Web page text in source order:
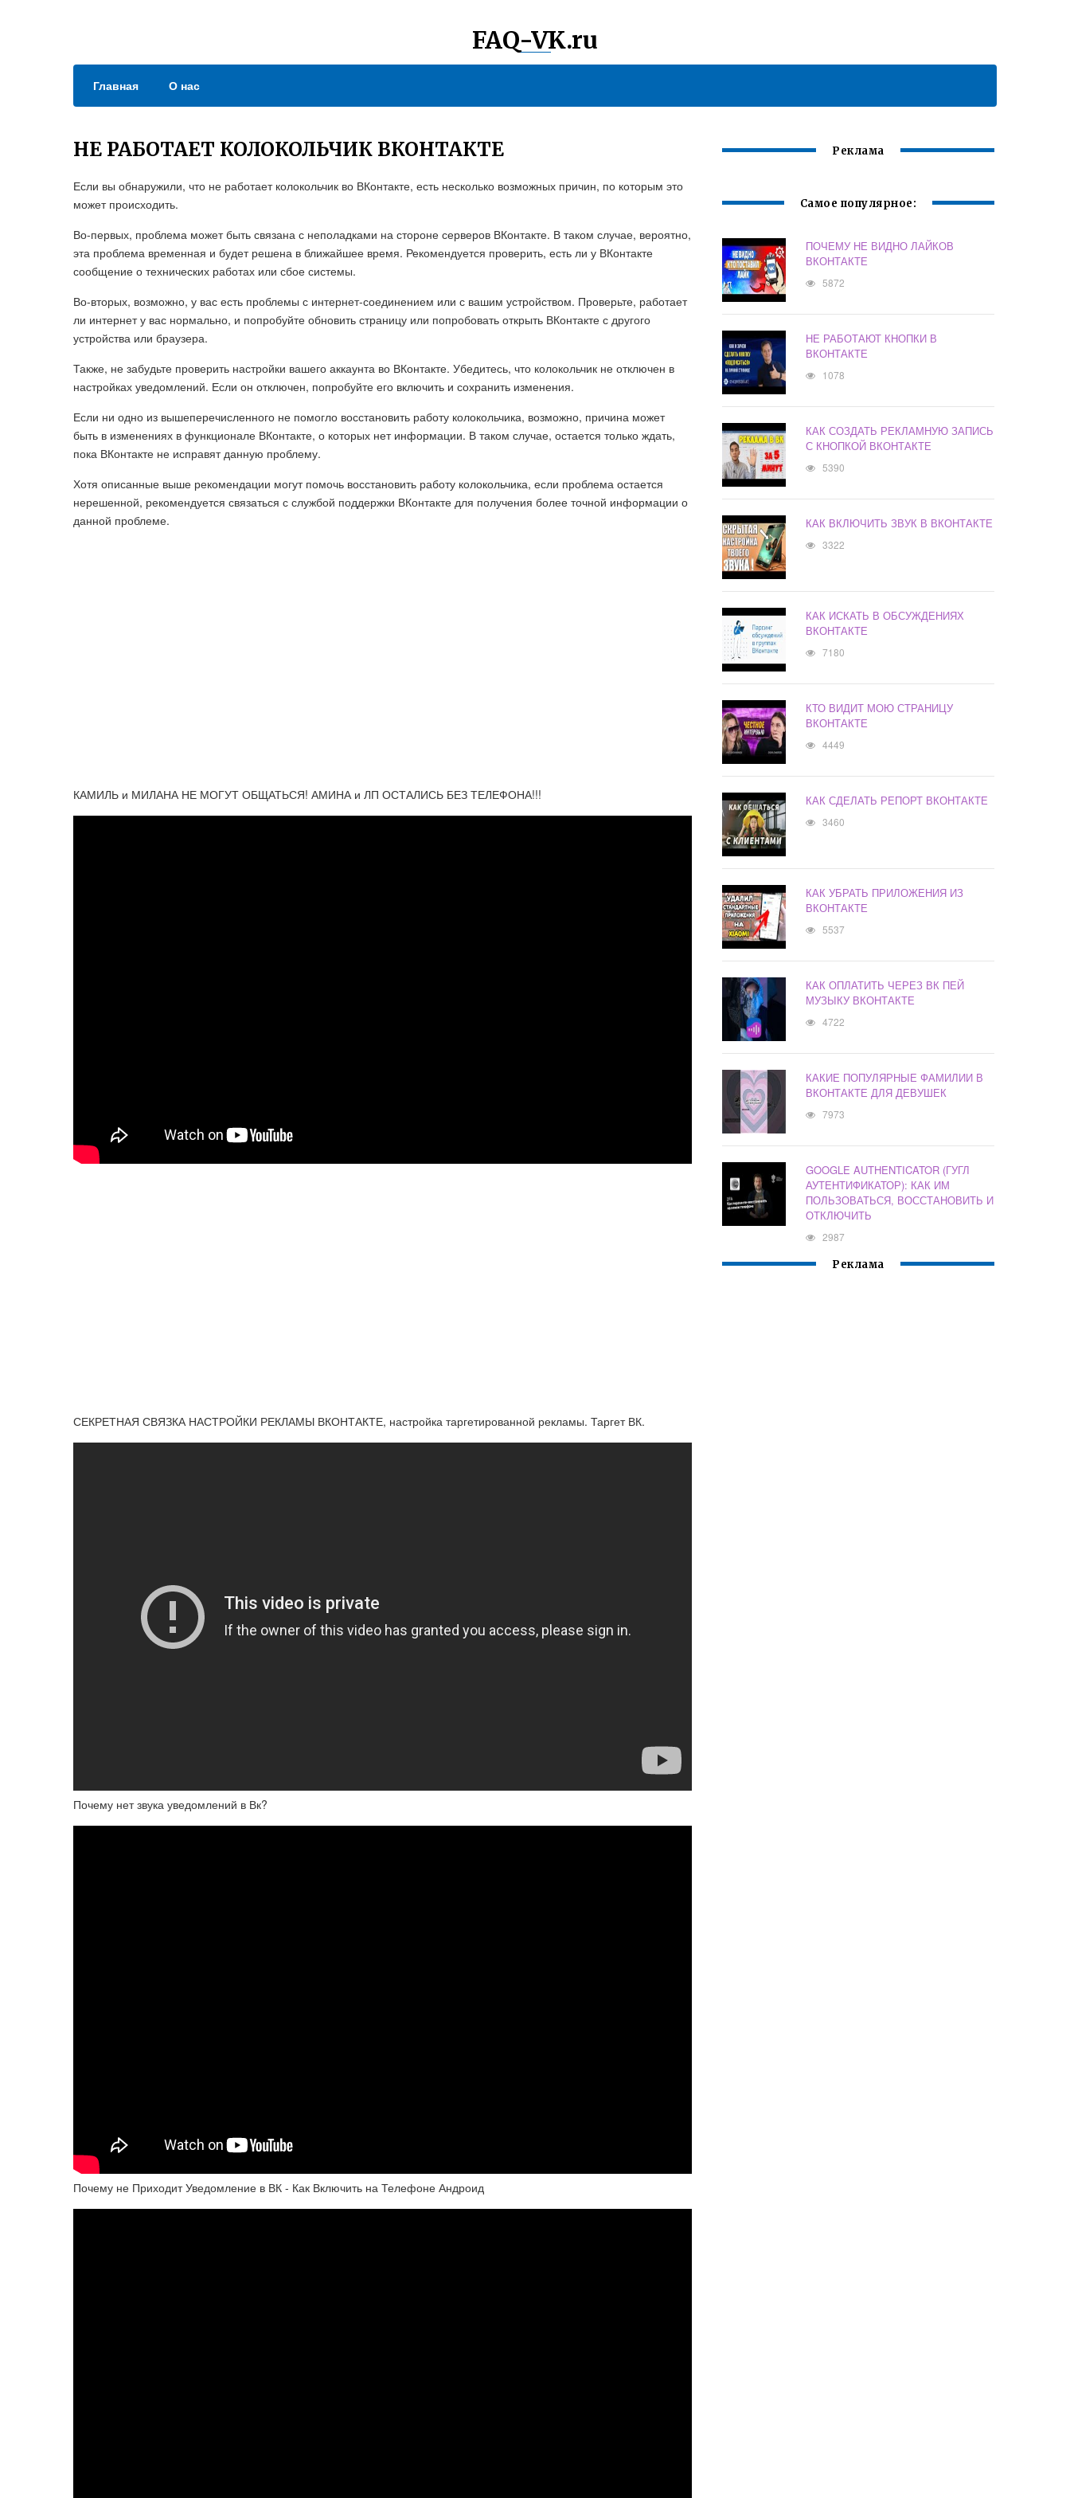
FAQ-VK.ru
Главная О нас
НЕ РАБОТАЕТ КОЛОКОЛЬЧИК ВКОНТАКТЕ
Если вы обнаружили, что не работает колокольчик во ВКонтакте, есть несколько возможных причин, по которым это
может происходить.
Во-первых, проблема может быть связана с неполадками на стороне серверов ВКонтакте. В таком случае, вероятно,
эта проблема временная и будет решена в ближайшее время. Рекомендуется проверить, есть ли у ВКонтакте
сообщение о технических работах или сбое системы.
Во-вторых, возможно, у вас есть проблемы с интернет-соединением или с вашим устройством. Проверьте, работает
ли интернет у вас нормально, и попробуйте обновить страницу или попробовать открыть ВКонтакте с другого
устройства или браузера.
Также, не забудьте проверить настройки вашего аккаунта во ВКонтакте. Убедитесь, что колокольчик не отключен в
настройках уведомлений. Если он отключен, попробуйте его включить и сохранить изменения.
Если ни одно из вышеперечисленного не помогло восстановить работу колокольчика, возможно, причина может
быть в изменениях в функционале ВКонтакте, о которых нет информации. В таком случае, остается только ждать,
пока ВКонтакте не исправят данную проблему.
Хотя описанные выше рекомендации могут помочь восстановить работу колокольчика, если проблема остается
нерешенной, рекомендуется связаться с службой поддержки ВКонтакте для получения более точной информации о
данной проблеме.
КАМИЛЬ и МИЛАНА НЕ МОГУТ ОБЩАТЬСЯ! АМИНА и ЛП ОСТАЛИСЬ БЕЗ ТЕЛЕФОНА!!!
СЕКРЕТНАЯ СВЯЗКА НАСТРОЙКИ РЕКЛАМЫ ВКОНТАКТЕ, настройка таргетированной рекламы. Таргет ВК.
Почему нет звука уведомлений в Вк?
Почему не Приходит Уведомление в ВК - Как Включить на Телефоне Андроид
Реклама
Самое популярное:
ПОЧЕМУ НЕ ВИДНО ЛАЙКОВ
ВКОНТАКТЕ
5872
НЕ РАБОТАЮТ КНОПКИ В
ВКОНТАКТЕ
1078
КАК СОЗДАТЬ РЕКЛАМНУЮ ЗАПИСЬ
С КНОПКОЙ ВКОНТАКТЕ
5390
КАК ВКЛЮЧИТЬ ЗВУК В ВКОНТАКТЕ
3322
КАК ИСКАТЬ В ОБСУЖДЕНИЯХ
ВКОНТАКТЕ
7180
КТО ВИДИТ МОЮ СТРАНИЦУ
ВКОНТАКТЕ
4449
КАК СДЕЛАТЬ РЕПОРТ ВКОНТАКТЕ
3460
КАК УБРАТЬ ПРИЛОЖЕНИЯ ИЗ
ВКОНТАКТЕ
5537
КАК ОПЛАТИТЬ ЧЕРЕЗ ВК ПЕЙ
МУЗЫКУ ВКОНТАКТЕ
4722
КАКИЕ ПОПУЛЯРНЫЕ ФАМИЛИИ В
ВКОНТАКТЕ ДЛЯ ДЕВУШЕК
7973
GOOGLE AUTHENTICATOR (ГУГЛ
АУТЕНТИФИКАТОР): КАК ИМ
ПОЛЬЗОВАТЬСЯ, ВОССТАНОВИТЬ И
ОТКЛЮЧИТЬ
2987
Реклама